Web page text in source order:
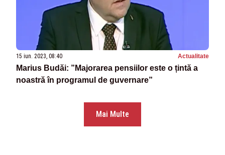
15 iun. 2023, 08:40 Actualitate
Marius Budăi: ”Majorarea pensiilor este o țintă a
noastră în programul de guvernare”
Mai Multe